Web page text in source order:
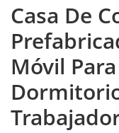
Casa De
Móvil